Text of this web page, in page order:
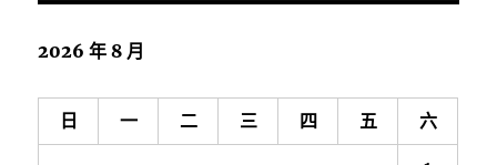
2026 年 8 月
日 一 二 三 四 五 六